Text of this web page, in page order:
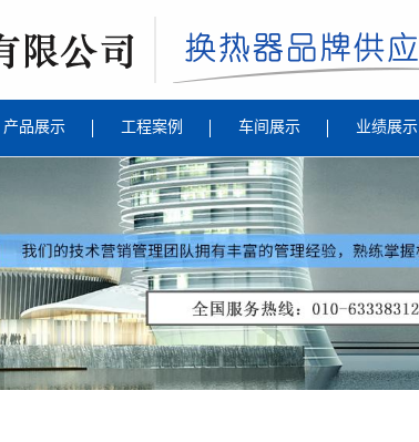
产品展示 工程案例 车间展示 业绩展示